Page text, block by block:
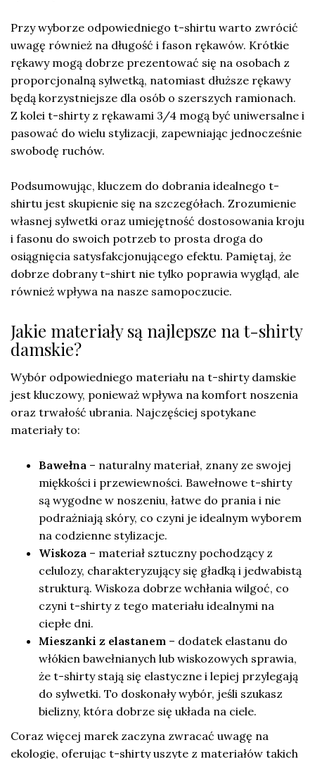
Przy wyborze odpowiedniego t-shirtu warto zwrócić
uwagę również na długość i fason rękawów. Krótkie
rękawy mogą dobrze prezentować się na osobach z
proporcjonalną sylwetką, natomiast dłuższe rękawy
będą korzystniejsze dla osób o szerszych ramionach.
Z kolei t-shirty z rękawami 3/4 mogą być uniwersalne i
pasować do wielu stylizacji, zapewniając jednocześnie
swobodę ruchów.
Podsumowując, kluczem do dobrania idealnego t-
shirtu jest skupienie się na szczegółach. Zrozumienie
własnej sylwetki oraz umiejętność dostosowania kroju
i fasonu do swoich potrzeb to prosta droga do
osiągnięcia satysfakcjonującego efektu. Pamiętaj, że
dobrze dobrany t-shirt nie tylko poprawia wygląd, ale
również wpływa na nasze samopoczucie.
Jakie materiały są najlepsze na t-shirty
damskie?
Wybór odpowiedniego materiału na t-shirty damskie
jest kluczowy, ponieważ wpływa na komfort noszenia
oraz trwałość ubrania. Najczęściej spotykane
materiały to:
Bawełna – naturalny materiał, znany ze swojej
miękkości i przewiewności. Bawełnowe t-shirty
są wygodne w noszeniu, łatwe do prania i nie
podrażniają skóry, co czyni je idealnym wyborem
na codzienne stylizacje.
Wiskoza – materiał sztuczny pochodzący z
celulozy, charakteryzujący się gładką i jedwabistą
strukturą. Wiskoza dobrze wchłania wilgoć, co
czyni t-shirty z tego materiału idealnymi na
ciepłe dni.
Mieszanki z elastanem – dodatek elastanu do
włókien bawełnianych lub wiskozowych sprawia,
że t-shirty stają się elastyczne i lepiej przylegają
do sylwetki. To doskonały wybór, jeśli szukasz
bielizny, która dobrze się układa na ciele.
Coraz więcej marek zaczyna zwracać uwagę na
ekologię, oferując t-shirty uszyte z materiałów takich